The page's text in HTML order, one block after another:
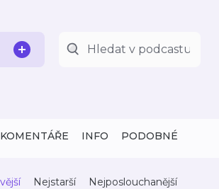
KOMENTÁŘE INFO PODOBNÉ
Nejstarší Nejposlouchanější